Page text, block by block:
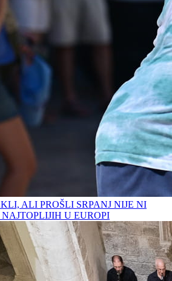
ALI PROŠLI SRPANJ NIJE NI
U EUROPI